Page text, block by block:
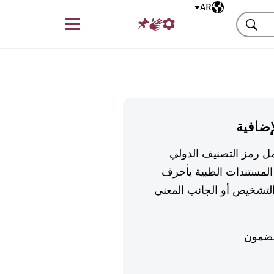
اللغة المختارةAR
قائمة
بحث
رمز التصنيف الدولي
الطبية بأحرف
أو الجانب المعني